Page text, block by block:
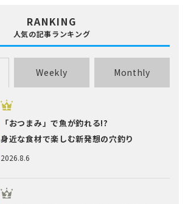
RANKING
人気の記事ランキング
Weekly Monthly
2026.8.6
「おつまみ」で魚が釣れる!?
身近な食材で楽しむ新発想の穴釣り